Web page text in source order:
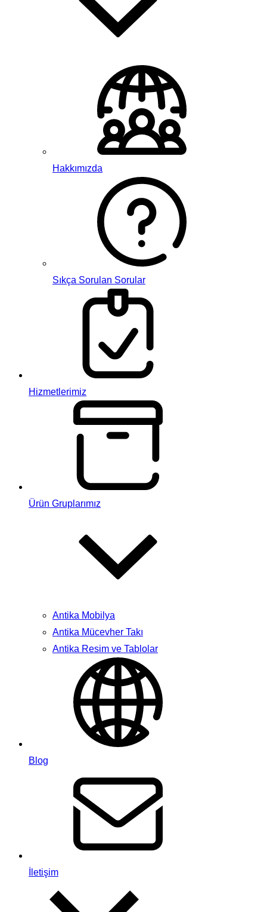
Hakkımızda
Sıkça Sorulan Sorular
Hizmetlerimiz
Ürün Gruplarımız
Antika Mobilya
Antika Mücevher Takı
Antika Resim ve Tablolar
Blog
İletişim